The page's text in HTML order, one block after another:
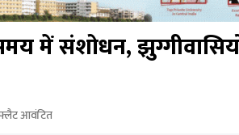
में संशोधन,
आवंटित